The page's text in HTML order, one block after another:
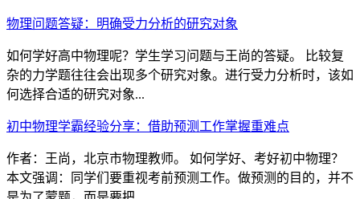
物理问题答疑：明确受力分析的研究对象
如何学好高中物理呢？学生学习问题与王尚的答疑。 比较复
杂的力学题往往会出现多个研究对象。进行受力分析时，该如
何选择合适的研究对象...
初中物理学霸经验分享：借助预测工作掌握重难点
作者：王尚，北京市物理教师。 如何学好、考好初中物理？
本文强调：同学们要重视考前预测工作。做预测的目的，并不